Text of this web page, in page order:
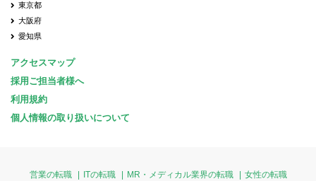
東京都
大阪府
愛知県
アクセスマップ
採用ご担当者様へ
利用規約
個人情報の取り扱いについて
営業の転職 ITの転職 MR・メディカル業界の転職
女性の転職